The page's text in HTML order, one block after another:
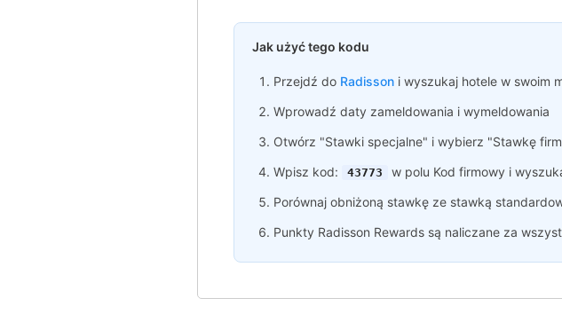
Jak użyć tego kodu
Przejdź do Radisson i wyszukaj hotele w swoim
Wprowadź daty zameldowania i wymeldowania
Otwórz "Stawki specjalne" i wybierz "Stawkę
Wpisz kod:
43773
w polu Kod firmowy i
Porównaj obniżoną stawkę ze stawką
Punkty Radisson Rewards są naliczane za